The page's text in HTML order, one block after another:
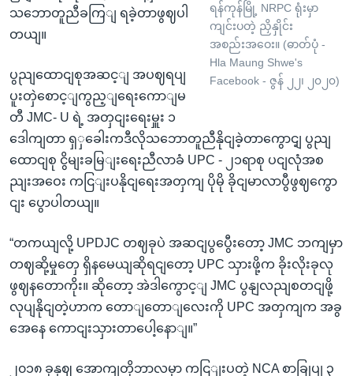
ရန်ကုန်မြို့ NRPC ရုံးမှာ
ကျင်းပတဲ့ ညှိနှိုင်း
အစည်းအဝေး။ (ဓာတ်ပုံ -
Hla Maung Shwe's
Facebook - ဇွန် ၂၂၊ ၂၀၂၀)
သဘောတူညီခကြျ ရခဲ့တာဖွဈပါ
တယျ။
ပွညျထောငျစုအဆင့ျ အပဈရပျ
ပူးတှဲစောင့ျကွည့ျရေးကောျမ
တီ JMC- U ရဲ့ အတှငျးရေးမှူး ၁
ဒေါကျတာ ရှှခေါးကဒီလိုသဘောတူညီနိုငျခဲ့တာကွောင့ျ ပွညျ
ထောငျစု ငွိမျးခမြျးရေးညီလာခံ UPC - ၂၁ရာစု ပငျလုံအစ
ညျးအဝေး ကငြျးပနိုငျရေးအတှကျ ပိုမို ခိုငျမာလာပွီဖွဈကွော
ငျး ပွောပါတယျ။
“တကယျလို့ UPDJC တဈခုပဲ အဆငျပွပွေီးတော့ JMC ဘကျမှာ
တဈဆို့မှုတှေ ရှိနမေယျဆိုရငျတော့ UPC သှားဖို့က ခိုးလိုးခုလု
ဖွဈနတောကိုး။ ဆိုတော့ အဲဒါကွောင့ျ JMC ပွနျလညျစတငျဖို့
လုပျနိုငျတဲ့ဟာက တောျတောျလေးကို UPC အတှကျက အခွ
အေနေ ကောငျးသှားတာပေါ့နောျ။”
၂၀၁၈ ခုနှဈ အောကျတိုဘာလမှာ ကငြျးပတဲ့ NCA စာခြုပျ ၃